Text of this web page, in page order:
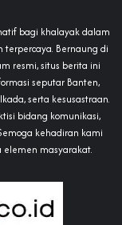
bagi khalayak dalam
Bernaung di
resmi, situs berita ini
seputar Banten,
serta kesusastraan.
bidang komunikasi,
kehadiran kami
masyarakat.